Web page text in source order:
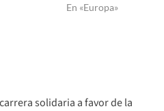
En «Europa»
solidaria a favor de la